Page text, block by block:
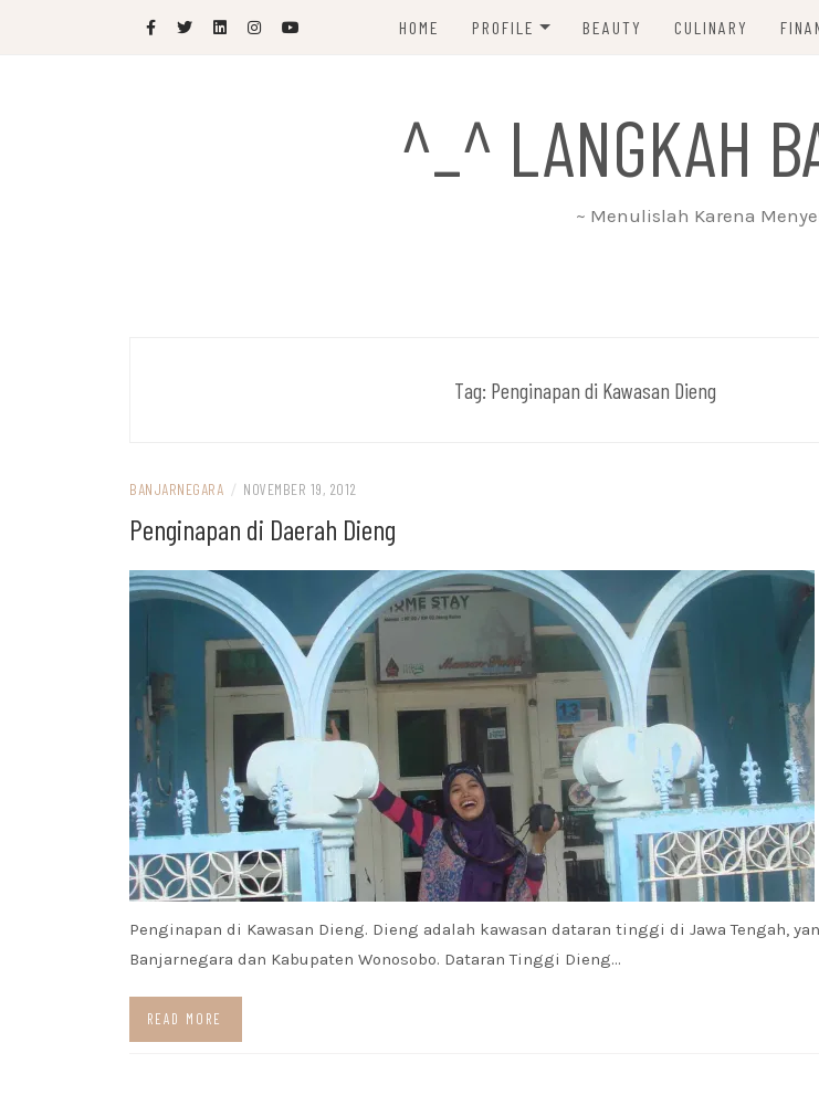
HOME PROFILE
DISCLAIMER
PRIVACY POLICY
BEAUTY CULINARY
^_^ LANGKAH
~ Menulislah Karena
Tag: Penginapan di Kawasan Dieng
BANJARNEGARA / NOVEMBER 19, 2012
Penginapan di Daerah Dieng
Penginapan di Kawasan Dieng. Dieng adalah kawasan dataran tinggi di Jawa Tengah,
Banjarnegara dan Kabupaten Wonosobo. Dataran Tinggi Dieng…
READ MORE